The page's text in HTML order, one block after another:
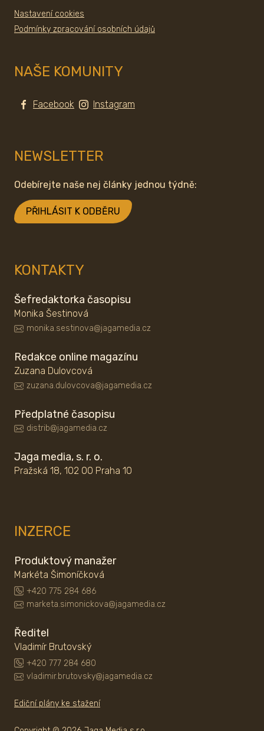
Nastavení cookies
Podmínky zpracování osobních údajů
NAŠE KOMUNITY
Facebook Instagram
NEWSLETTER
Odebírejte naše nej články jednou týdně:
PŘIHLÁSIT K ODBĚRU
KONTAKTY
Šefredaktorka časopisu
Monika Šestinová
monika.sestinova@jagamedia.cz
Redakce online magazínu
Zuzana Dulovcová
zuzana.dulovcova@jagamedia.cz
Předplatné časopisu
distrib@jagamedia.cz
Jaga media, s. r. o.
Pražská 18, 102 00 Praha 10
INZERCE
Produktový manažer
Markéta Šimoníčková
+420 775 284 686
marketa.simonickova@jagamedia.cz
Ředitel
Vladimír Brutovský
+420 777 284 680
vladimir.brutovsky@jagamedia.cz
Ediční plány ke stažení